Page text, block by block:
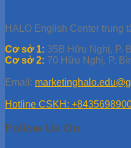
HALO English Center trung
Cơ sở 1: 35B Hữu Nghị, P.
Cơ sở 2: 70 Hữu Nghị, P.
Email:
Hotline CSKH:
Follow Us On